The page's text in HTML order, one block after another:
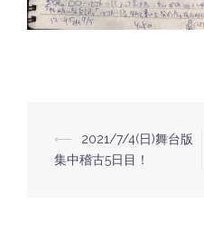
投
⟵
2021/7/4(日)舞台版
集中稽古5日目！